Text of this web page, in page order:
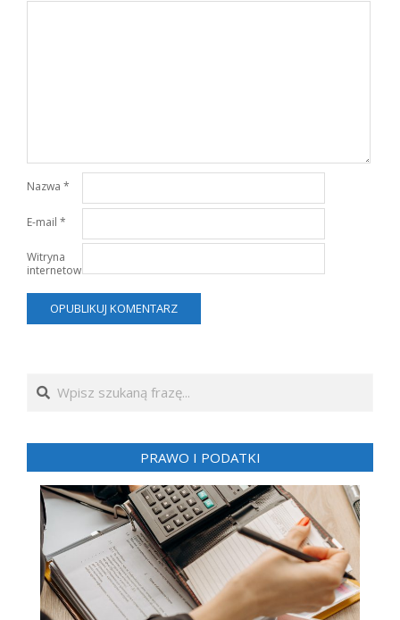
Nazwa *
E-mail *
Witryna
internetowa
Search
PRAWO I PODATKI